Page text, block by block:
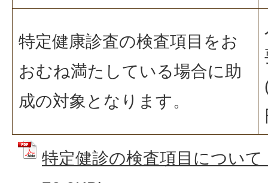
特定健康診査の検査項目をお
おむね満たしている場合に助
成の対象となります。
特定健診の検査項目につい